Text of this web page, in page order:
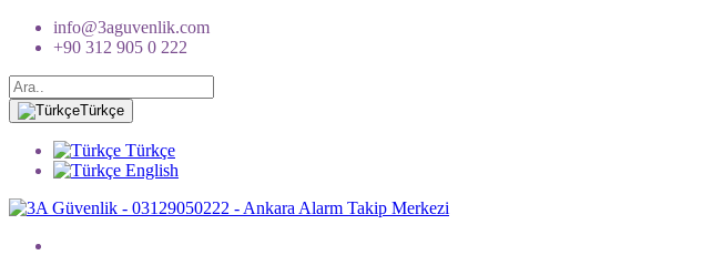
info@3aguvenlik.com
+90 312 905 0 222
Türkçe
Türkçe
English